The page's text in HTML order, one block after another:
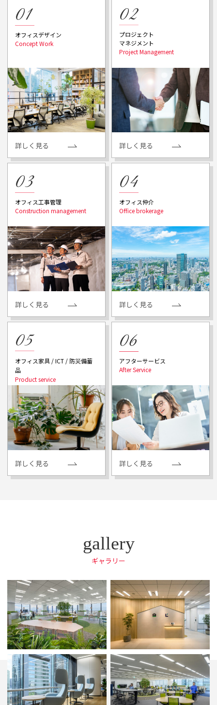
オフィスデザイン
詳しく見る
プロジェクト
マネジメント
詳しく見る
オフィス工事管理
詳しく見る
オフィス仲介
詳しく見る
オフィス家具 / ICT / 防災備蓄
品
詳しく見る
アフターサービス
詳しく見る
ギャラリー